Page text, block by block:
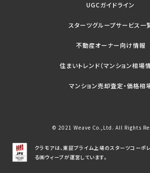
UGCガイドライン
スターツグループサービス一
不動産オーナー向け情報
住まいトレンド（マンション相場
マンション売却査定・価格相
© 2021 Weave Co.,Ltd. All Rights
クラモアは、東証プライム上場のスターツコーポ
る㈱ウィーブが運営しています。